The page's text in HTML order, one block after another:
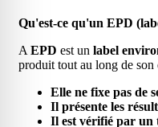
Qu'est-ce qu'un EPD
A EPD est un label
produit tout au long de son
Elle ne fixe pas de
Il présente les
Il est vérifié par un